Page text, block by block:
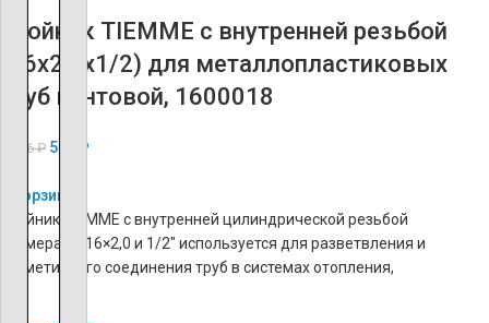
Тройник TIEMME с внутренней резьбой
(16х2.0х1/2) для металлопластиковых
труб винтовой, 1600018
1 406₽ 562 ₽
В корзину
Тройник TIEMME с внутренней цилиндрической резьбой
размерами 16×2,0 и 1/2″ используется для разветвления и
герметичного соединения труб в системах отопления,